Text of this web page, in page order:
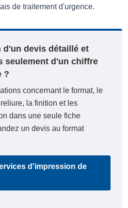
de traitement d'urgence.
d'un devis détaillé et
seulement d'un chiffre
?
concernant le format, le
la finition et les
dans une seule fiche
un devis au format
d'impression de